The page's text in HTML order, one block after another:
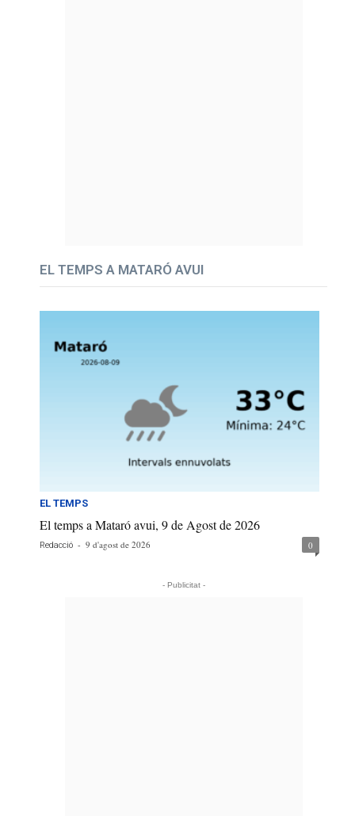
EL TEMPS A MATARÓ AVUI
EL TEMPS
El temps a Mataró avui, 9 de Agost de 2026
Redacció - 9 d'agost de 2026 0
- Publicitat -